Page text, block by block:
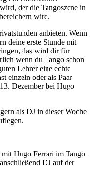
der die Tangoszene in
wird.
anbieten. Wenn
deine erste Stunde mit
das wird dir für
wenn du Tango schon
Lehrer eine echte
einzeln oder als Paar
Dezember bei Hugo
als DJ in dieser Woche
Hugo Ferrari im Tango-
DJ auf der